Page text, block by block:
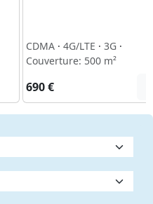
CDMA · 4G/LTE · 3G ·
Couverture: 500 m²
690 €